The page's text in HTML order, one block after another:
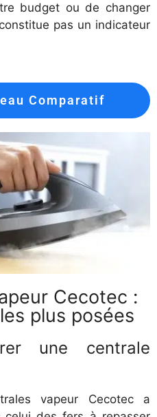
budget ou de changer
pas un indicateur
Comparatif
Cecotec :
plus posées
une centrale
vapeur Cecotec a